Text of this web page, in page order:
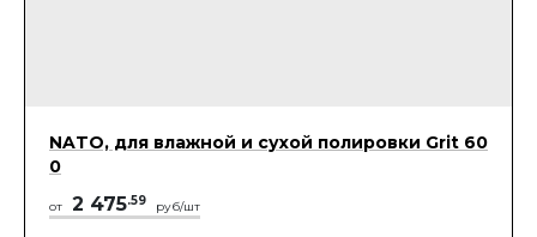
NATO, для влажной и сухой полировки Grit 60
0
от 2 475.59 руб/шт